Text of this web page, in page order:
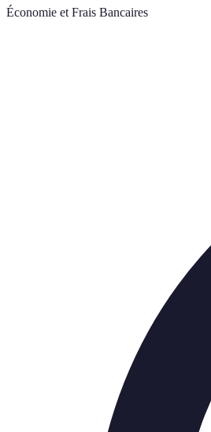
Économie et Frais Bancaires